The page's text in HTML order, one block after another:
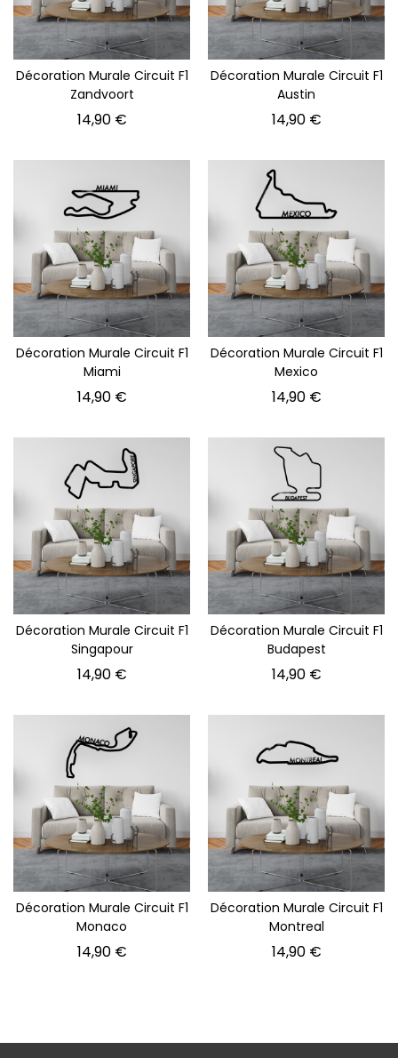
Décoration Murale Circuit F1
Zandvoort
14,90 €Prix
Décoration Murale Circuit F1
Austin
14,90 €Prix
Décoration Murale Circuit F1
Miami
14,90 €Prix
Décoration Murale Circuit F1
Mexico
14,90 €Prix
Décoration Murale Circuit F1
Singapour
14,90 €Prix
Décoration Murale Circuit F1
Budapest
14,90 €Prix
Décoration Murale Circuit F1
Monaco
14,90 €Prix
Décoration Murale Circuit F1
Montreal
14,90 €Prix